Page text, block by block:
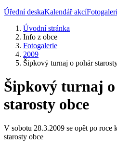
Úřední deskaKalendář akcí
Úvodní stránka
Info z obce
Fotogalerie
2009
Šipkový turnaj o pohár
Šipkový turnaj
starosty obce
V sobotu 28.3.2009 se opět po roce
starosty obce